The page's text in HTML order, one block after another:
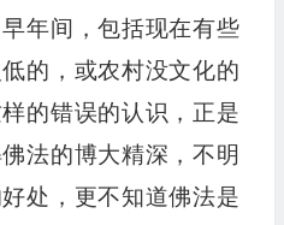
年间，包括现在有些
的，或农村没文化的
的错误的认识，正是
法的博大精深，不明
处，更不知道佛法是